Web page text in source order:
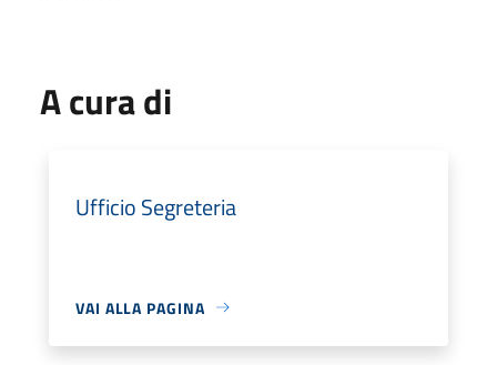
A cura di
Ufficio Segreteria
VAI ALLA PAGINA